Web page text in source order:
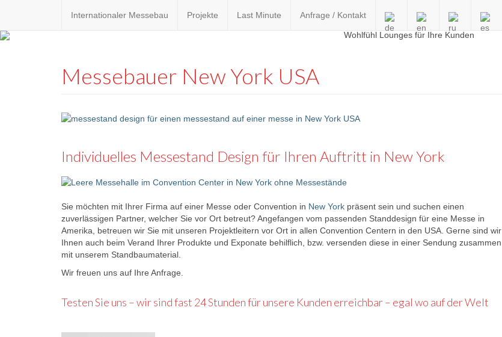
Internationaler Messebau Projekte Last Minute Anfrage / Kontakt
expo24seven
eventware
Messebauer New York USA
Individuelles Messestand Design für Ihren Auftritt in New York
Sie möchten mit Ihrer Firma auf einer Messe oder Convention in New York präsent sein und suchen einen
zuverlässigen Partner, welcher Sie vor Ort betreut? Angefangen vom passenden Standdesign für eine Messe in
Amerika, betreuen wir Sie mit unseren Projektleitern vor Ort in allen Convention Centern in den USA. Gerne sind wir
Ihnen auch beim Verand Ihrer Produkte und Exponate behilflich, bzw. versenden diese in einer Sendung zusammen
mit unserem Standbaumaterial.
Wir freuen uns auf Ihre Anfrage.
Testen Sie uns – wir sind fast 24 Stunden für unsere Kunden erreichbar – egal wo auf der Welt